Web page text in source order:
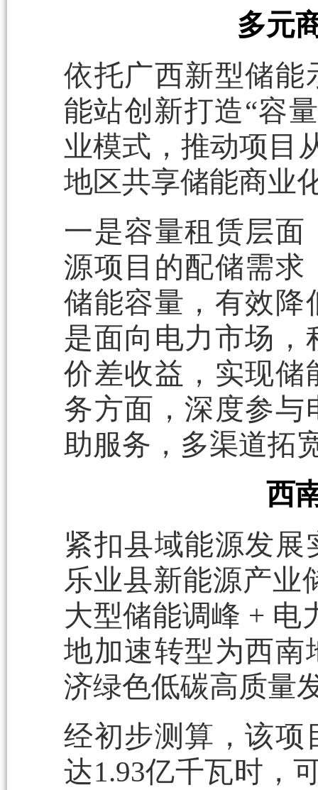
多元
依托广西新型储能
能站创新打造“容
业模式，推动项目
地区共享储能商业
一是容量租赁层
源项目的配储需求
储能容量，有效降
是面向电力市场
价差收益，实现储
务方面，深度参与
助服务，多渠道拓
西
紧扣县域能源发
乐业县新能源产业
大型储能调峰 + 电
地加速转型为西南
济绿色低碳高质量
经初步测算，该项
达1.93亿千瓦时，